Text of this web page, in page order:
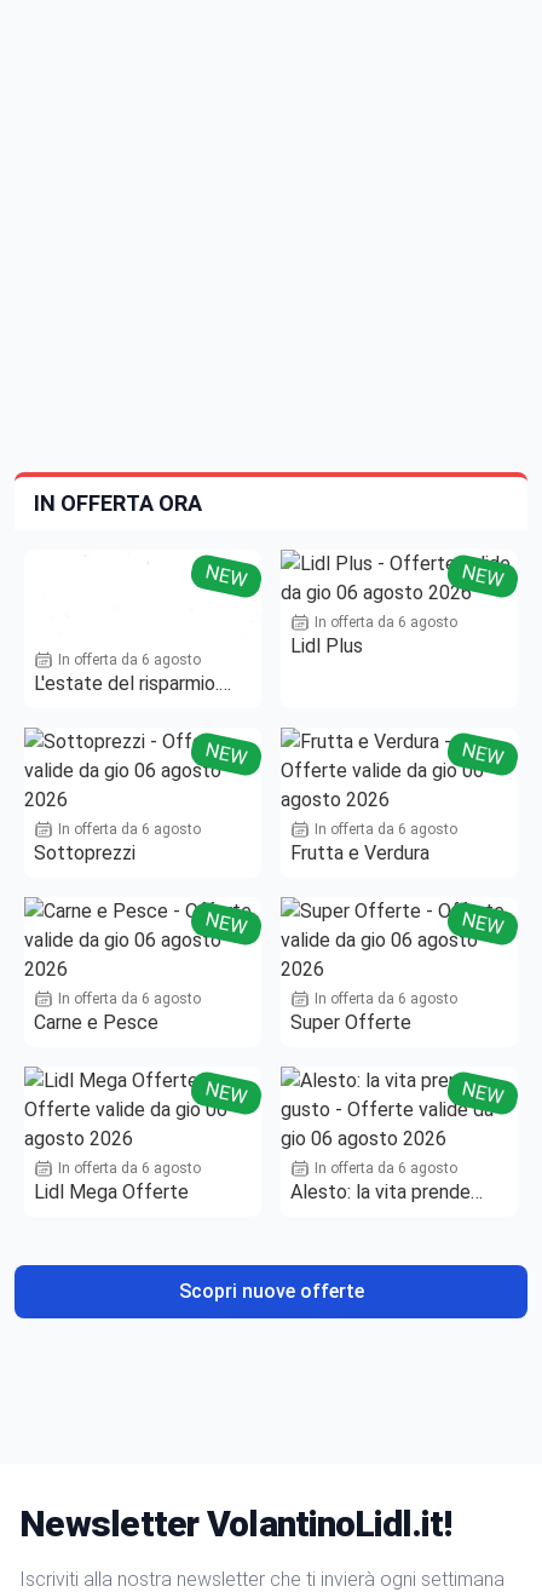
IN OFFERTA ORA
NEW
In offerta da 6 agosto
L'estate del risparmio.
NEW
In offerta da 6 agosto
Lidl Plus
NEW
In offerta da 6 agosto
Sottoprezzi
NEW
In offerta da 6 agosto
Frutta e Verdura
NEW
In offerta da 6 agosto
Carne e Pesce
NEW
In offerta da 6 agosto
Super Offerte
NEW
In offerta da 6 agosto
Lidl Mega Offerte
NEW
In offerta da 6 agosto
Alesto: la vita prende
Scopri nuove offerte
Newsletter VolantinoLidl.it!
Iscriviti alla nostra newsletter che ti invierà ogni settimana